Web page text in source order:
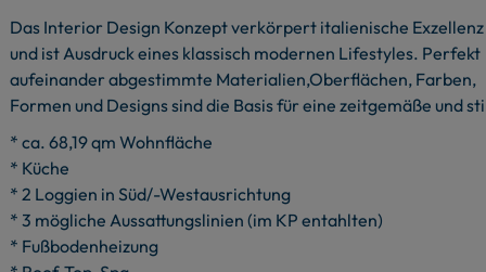
beliebtestem See 2024.
Iconic Design und langfristige Wertsteigerung:
Erleben Sie die perfekte Kombination aus ikonischer
Freizeitmöglichkeiten – Ihr Garant für langfristige
Eigennutzung und lukrative Einnahmen:
Nutzen Sie Ihr Ferienapartment selbst für unvergessliche
dank einzigartigem Betreiberkonzept, KI und
Das Westufer des Sees, mit den Orten Bad Saarow und
Brandenburg. Von Januar bis September 2024 betrug hier
Das Interior Design Konzept verkörpert italienische Exzellenz
und ist Ausdruck eines klassisch modernen Lifestyles. Perfekt
aufeinander abgestimmte Materialien,Oberflächen, Farben,
Formen und Designs sind die Basis für eine zeitgemäße und
* ca. 68,19 qm Wohnfläche
* Küche
* 2 Loggien in Süd/-Westausrichtung
* 3 mögliche Aussattungslinien (im KP entahlten)
* Fußbodenheizung